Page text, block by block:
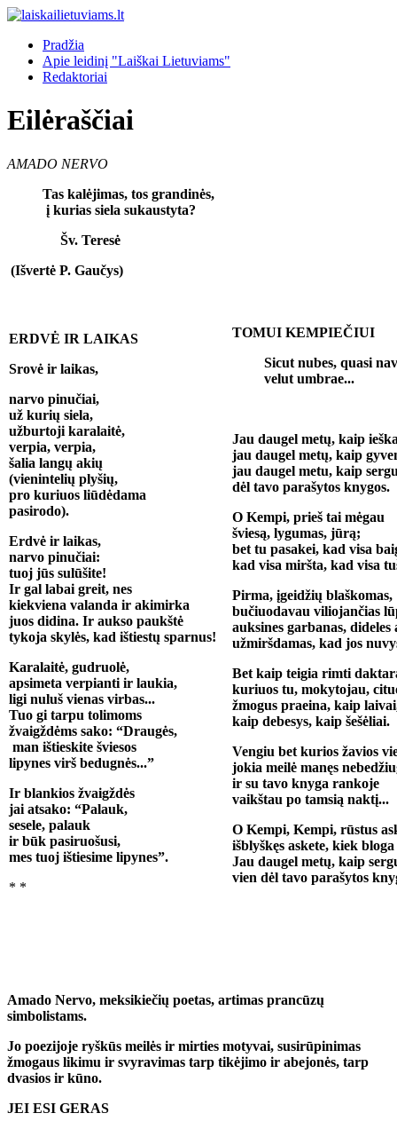
Pradžia
Apie leidinį "Laiškai Lietuviams"
Redaktoriai
Eilėraščiai
AMADO NERVO
Tas kalėjimas, tos grandinės,
į kurias siela sukaustyta?
Šv. Teresė
(Išvertė P. Gaučys)
ERDVĖ IR LAIKAS
Srovė ir laikas,
narvo pinučiai,
už kurių siela,
užburtoji karalaitė,
verpia, verpia,
šalia langų akių
(vienintelių plyšių,
pro kuriuos liūdėdama
pasirodo).
Erdvė ir laikas,
narvo pinučiai:
tuoj jūs sulūšite!
Ir gal labai greit, nes
kiekviena valanda ir akimirka
juos didina. Ir aukso paukštė
tykoja skylės, kad ištiestų sparnus!
Karalaitė, gudruolė,
apsimeta verpianti ir laukia,
ligi nuluš vienas virbas...
Tuo gi tarpu tolimoms
žvaigždėms sako: “Draugės,
man ištieskite šviesos
lipynes virš bedugnės...”
Ir blankios žvaigždės
jai atsako: “Palauk,
sesele, palauk
ir būk pasiruošusi,
mes tuoj ištiesime lipynes”.
* *
TOMUI KEMPIEČIUI
Sicut nubes, quasi
velut umbrae...
Jau daugel metų, kaip
jau daugel metų, kaip
jau daugel metu, kaip
dėl tavo parašytos knygos.
O Kempi, prieš tai mėgau
šviesą, lygumas, jūrą;
bet tu pasakei, kad visa
kad visa miršta, kad visa
Pirma, įgeidžių blaškomas,
bučiuodavau viliojančias
auksines garbanas, dideles
užmiršdamas, kad jos
Bet kaip teigia rimti
kuriuos tu, mokytojau,
žmogus praeina, kaip
kaip debesys, kaip šešėliai.
Vengiu bet kurios žavios
jokia meilė manęs
ir su tavo knyga rankoje
vaikštau po tamsią naktį...
O Kempi, Kempi, rūstus
išblyškęs askete, kiek
Jau daugel metų, kaip
vien dėl tavo parašytos
Amado Nervo, meksikiečių poetas, artimas prancūzų
simbolistams.
Jo poezijoje ryškūs meilės ir mirties motyvai, susirūpinimas
žmogaus likimu ir svyravimas tarp tikėjimo ir abejonės, tarp
dvasios ir kūno.
JEI ESI GERAS